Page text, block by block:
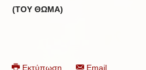
(ΤΟΥ ΘΩΜΑ)
Εκτύπωση Email